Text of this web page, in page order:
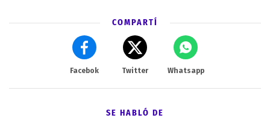
COMPARTÍ
Facebok Twitter Whatsapp
SE HABLÓ DE